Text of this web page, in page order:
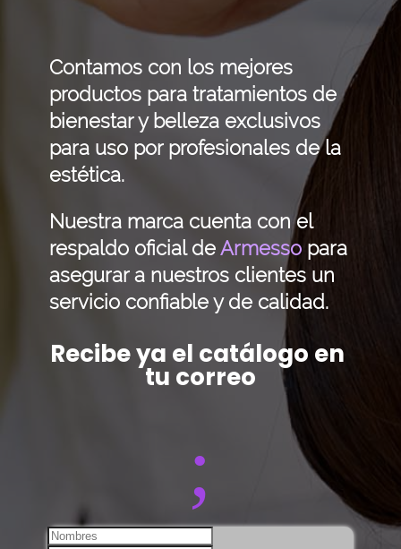
Contamos con los mejores
productos para tratamientos de
bienestar y belleza exclusivos
para uso por profesionales de la
estética.
Nuestra marca cuenta con el
respaldo oficial deArmessopara
asegurar a nuestros clientes un
servicio confiable y de calidad.
Recibe ya el catálogo en
tu correo
;